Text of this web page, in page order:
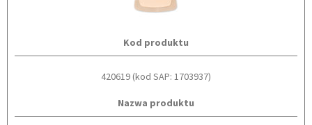
Kod produktu
420619 (kod SAP: 1703937)
Nazwa produktu